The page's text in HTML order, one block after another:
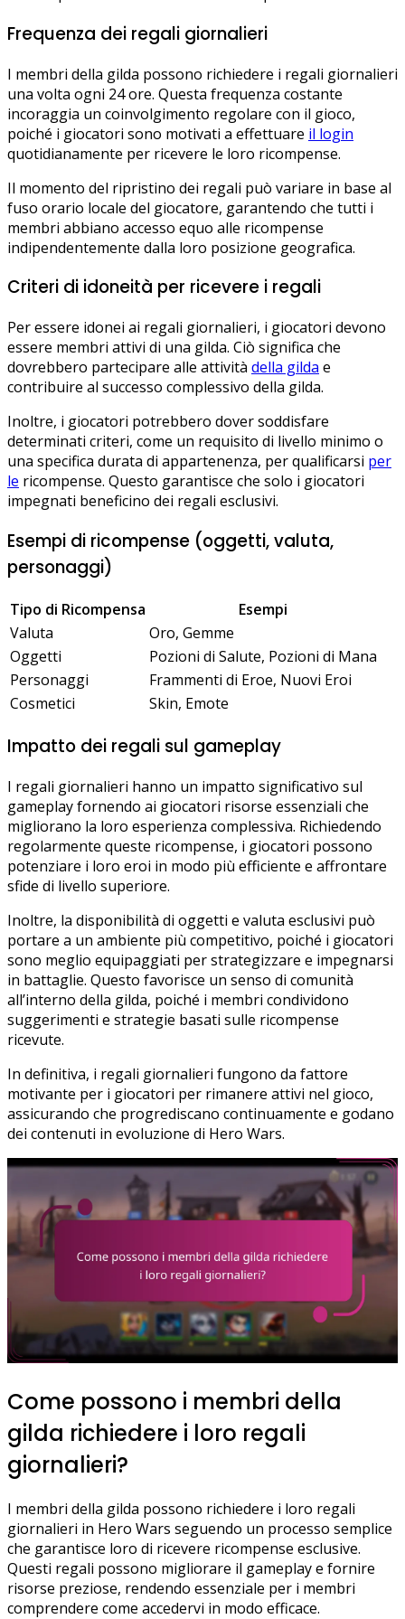
Frequenza dei regali giornalieri
I membri della gilda possono richiedere i regali giornalieri
una volta ogni 24 ore. Questa frequenza costante
incoraggia un coinvolgimento regolare con il gioco,
poiché i giocatori sono motivati a effettuare il login
quotidianamente per ricevere le loro ricompense.
Il momento del ripristino dei regali può variare in base al
fuso orario locale del giocatore, garantendo che tutti i
membri abbiano accesso equo alle ricompense
indipendentemente dalla loro posizione geografica.
Criteri di idoneità per ricevere i regali
Per essere idonei ai regali giornalieri, i giocatori devono
essere membri attivi di una gilda. Ciò significa che
dovrebbero partecipare alle attività della gilda e
contribuire al successo complessivo della gilda.
Inoltre, i giocatori potrebbero dover soddisfare
determinati criteri, come un requisito di livello minimo o
una specifica durata di appartenenza, per qualificarsi per
le ricompense. Questo garantisce che solo i giocatori
impegnati beneficino dei regali esclusivi.
Esempi di ricompense (oggetti, valuta,
personaggi)
Tipo di Ricompensa
Esempi
Valuta
Oro, Gemme
Oggetti
Pozioni di Salute, Pozioni di Mana
Personaggi
Frammenti di Eroe, Nuovi Eroi
Cosmetici
Skin, Emote
Impatto dei regali sul gameplay
I regali giornalieri hanno un impatto significativo sul
gameplay fornendo ai giocatori risorse essenziali che
migliorano la loro esperienza complessiva. Richiedendo
regolarmente queste ricompense, i giocatori possono
potenziare i loro eroi in modo più efficiente e affrontare
sfide di livello superiore.
Inoltre, la disponibilità di oggetti e valuta esclusivi può
portare a un ambiente più competitivo, poiché i giocatori
sono meglio equipaggiati per strategizzare e impegnarsi
in battaglie. Questo favorisce un senso di comunità
all’interno della gilda, poiché i membri condividono
suggerimenti e strategie basati sulle ricompense
ricevute.
In definitiva, i regali giornalieri fungono da fattore
motivante per i giocatori per rimanere attivi nel gioco,
assicurando che progrediscano continuamente e godano
dei contenuti in evoluzione di Hero Wars.
Come possono i membri della
gilda richiedere i loro regali
giornalieri?
I membri della gilda possono richiedere i loro regali
giornalieri in Hero Wars seguendo un processo semplice
che garantisce loro di ricevere ricompense esclusive.
Questi regali possono migliorare il gameplay e fornire
risorse preziose, rendendo essenziale per i membri
comprendere come accedervi in modo efficace.